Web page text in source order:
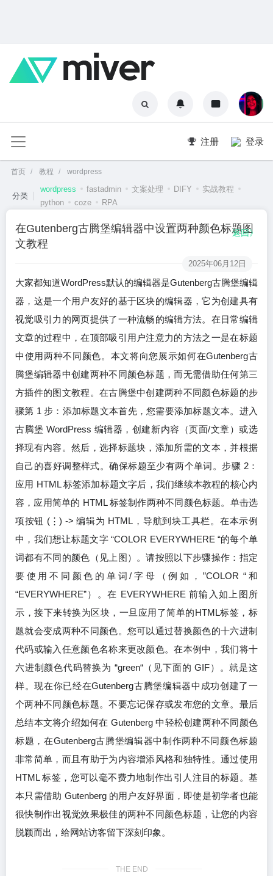
注册 登录
首页 教程 wordpress
分类
wordpress fastadmin 文案处理 DIFY
实战教程
python
coze RPA
返回》
在Gutenberg古腾堡编辑器中设置两种颜色标题图
文教程
2025年06月12日
大家都知道WordPress默认的编辑器是Gutenberg古腾堡编辑
器，这是一个用户友好的基于区块的编辑器，它为创建具有
视觉吸引力的网页提供了一种流畅的编辑方法。在日常编辑
文章的过程中，在顶部吸引用户注意力的方法之一是在标题
中使用两种不同颜色。本文将向您展示如何在Gutenberg古
腾堡编辑器中创建两种不同颜色标题，而无需借助任何第三
方插件的图文教程。在古腾堡中创建两种不同颜色标题的步
骤第 1 步：添加标题文本首先，您需要添加标题文本。进入
古腾堡 WordPress 编辑器，创建新内容（页面/文章）或选
择现有内容。然后，选择标题块，添加所需的文本，并根据
自己的喜好调整样式。确保标题至少有两个单词。步骤 2：
应用 HTML 标签添加标题文字后，我们继续本教程的核心内
容，应用简单的 HTML 标签制作两种不同颜色标题。单击选
项按钮 (⋮) -> 编辑为 HTML，导航到块工具栏。在本示例
中，我们想让标题文字 “COLOR EVERYWHERE “的每个单
词都有不同的颜色（见上图）。请按照以下步骤操作：指定
要使用不同颜色的单词/字母（例如，”COLOR “和
“EVERYWHERE”）。在 EVERYWHERE 前输入如上图所
示，接下来转换为区块，一旦应用了简单的HTML标签，标
题就会变成两种不同颜色。您可以通过替换颜色的十六进制
代码或输入任意颜色名称来更改颜色。在本例中，我们将十
六进制颜色代码替换为 “green“（见下面的 GIF）。就是这
样。现在你已经在Gutenberg古腾堡编辑器中成功创建了一
个两种不同颜色标题。不要忘记保存或发布您的文章。最后
总结本文将介绍如何在 Gutenberg 中轻松创建两种不同颜色
标题，在Gutenberg古腾堡编辑器中制作两种不同颜色标题
非常简单，而且有助于为内容增添风格和独特性。通过使用
HTML 标签，您可以毫不费力地制作出引人注目的标题。基
本只需借助 Gutenberg 的用户友好界面，即使是初学者也能
很快制作出视觉效果极佳的两种不同颜色标题，让您的内容
脱颖而出，给网站访客留下深刻印象。
THE END